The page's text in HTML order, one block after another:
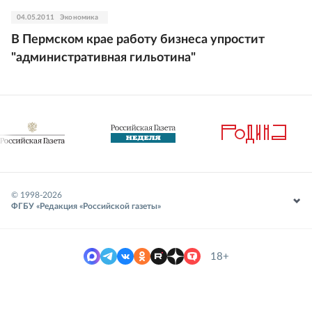
04.05.2011 Экономика
В Пермском крае работу бизнеса упростит
"административная гильотина"
© 1998-2026
ФГБУ «Редакция «Российской газеты»
18+